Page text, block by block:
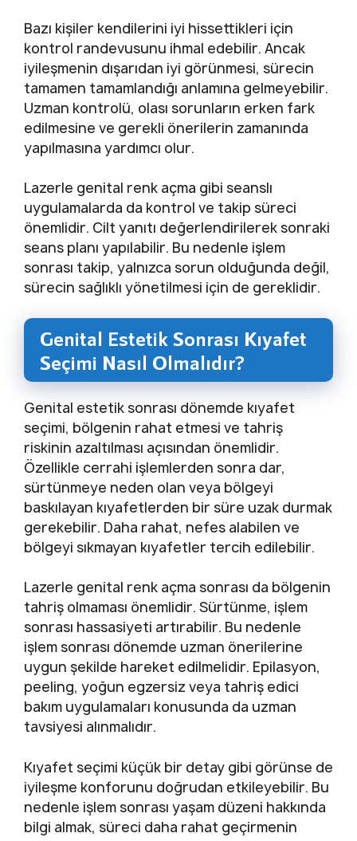
Bazı kişiler kendilerini iyi hissettikleri için
kontrol randevusunu ihmal edebilir. Ancak
iyileşmenin dışarıdan iyi görünmesi, sürecin
tamamen tamamlandığı anlamına gelmeyebilir.
Uzman kontrolü, olası sorunların erken fark
edilmesine ve gerekli önerilerin zamanında
yapılmasına yardımcı olur.
Lazerle genital renk açma gibi seanslı
uygulamalarda da kontrol ve takip süreci
önemlidir. Cilt yanıtı değerlendirilerek sonraki
seans planı yapılabilir. Bu nedenle işlem
sonrası takip, yalnızca sorun olduğunda değil,
sürecin sağlıklı yönetilmesi için de gereklidir.
Genital Estetik Sonrası Kıyafet
Seçimi Nasıl Olmalıdır?
Genital estetik sonrası dönemde kıyafet
seçimi, bölgenin rahat etmesi ve tahriş
riskinin azaltılması açısından önemlidir.
Özellikle cerrahi işlemlerden sonra dar,
sürtünmeye neden olan veya bölgeyi
baskılayan kıyafetlerden bir süre uzak durmak
gerekebilir. Daha rahat, nefes alabilen ve
bölgeyi sıkmayan kıyafetler tercih edilebilir.
Lazerle genital renk açma sonrası da bölgenin
tahriş olmaması önemlidir. Sürtünme, işlem
sonrası hassasiyeti artırabilir. Bu nedenle
işlem sonrası dönemde uzman önerilerine
uygun şekilde hareket edilmelidir. Epilasyon,
peeling, yoğun egzersiz veya tahriş edici
bakım uygulamaları konusunda da uzman
tavsiyesi alınmalıdır.
Kıyafet seçimi küçük bir detay gibi görünse de
iyileşme konforunu doğrudan etkileyebilir. Bu
nedenle işlem sonrası yaşam düzeni hakkında
bilgi almak, süreci daha rahat geçirmenin